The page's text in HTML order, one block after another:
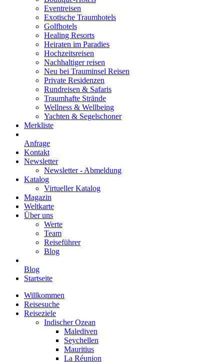
Eventreisen
Exotische Traumhotels
Golfhotels
Healing Resorts
Heiraten im Paradies
Hochzeitsreisen
Nachhaltiger reisen
Neu bei Trauminsel Reisen
Private Residenzen
Rundreisen & Safaris
Traumhafte Strände
Wellness & Wellbeing
Yachten & Segelschoner
Merkliste
Anfrage
Kontakt
Newsletter
Newsletter - Abmeldung
Katalog
Virtueller Katalog
Magazin
Weltkarte
Über uns
Werte
Team
Reiseführer
Blog
Blog
Startseite
Willkommen
Reisesuche
Reiseziele
Indischer Ozean
Malediven
Seychellen
Mauritius
La Réunion